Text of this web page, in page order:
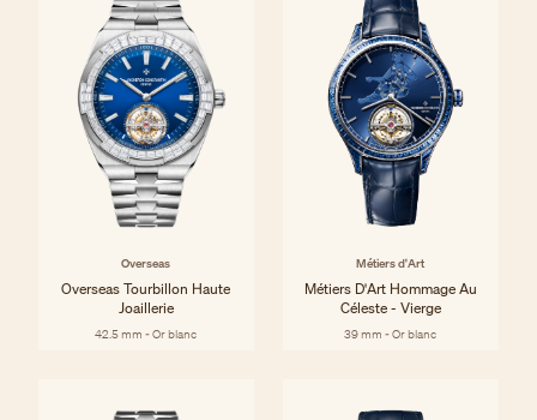
Overseas
Overseas Tourbillon Haute
Joaillerie
42.5 mm - Or blanc
Métiers d'Art
Métiers D'Art Hommage Au
Céleste - Vierge
39 mm - Or blanc